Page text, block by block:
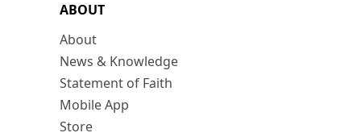
ABOUT
About
News & Knowledge
Statement of Faith
Mobile App
Store